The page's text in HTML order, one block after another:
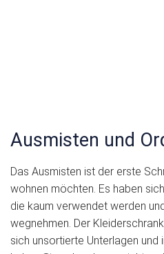
Ausmisten und
Das Ausmisten ist der erste
wohnen möchten. Es haben
die kaum verwendet werden
wegnehmen. Der
sich unsortierte Unterlagen und